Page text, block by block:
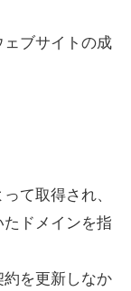
齢10年
ブサイトの成
て取得され、
ドメインを指
を更新しなか